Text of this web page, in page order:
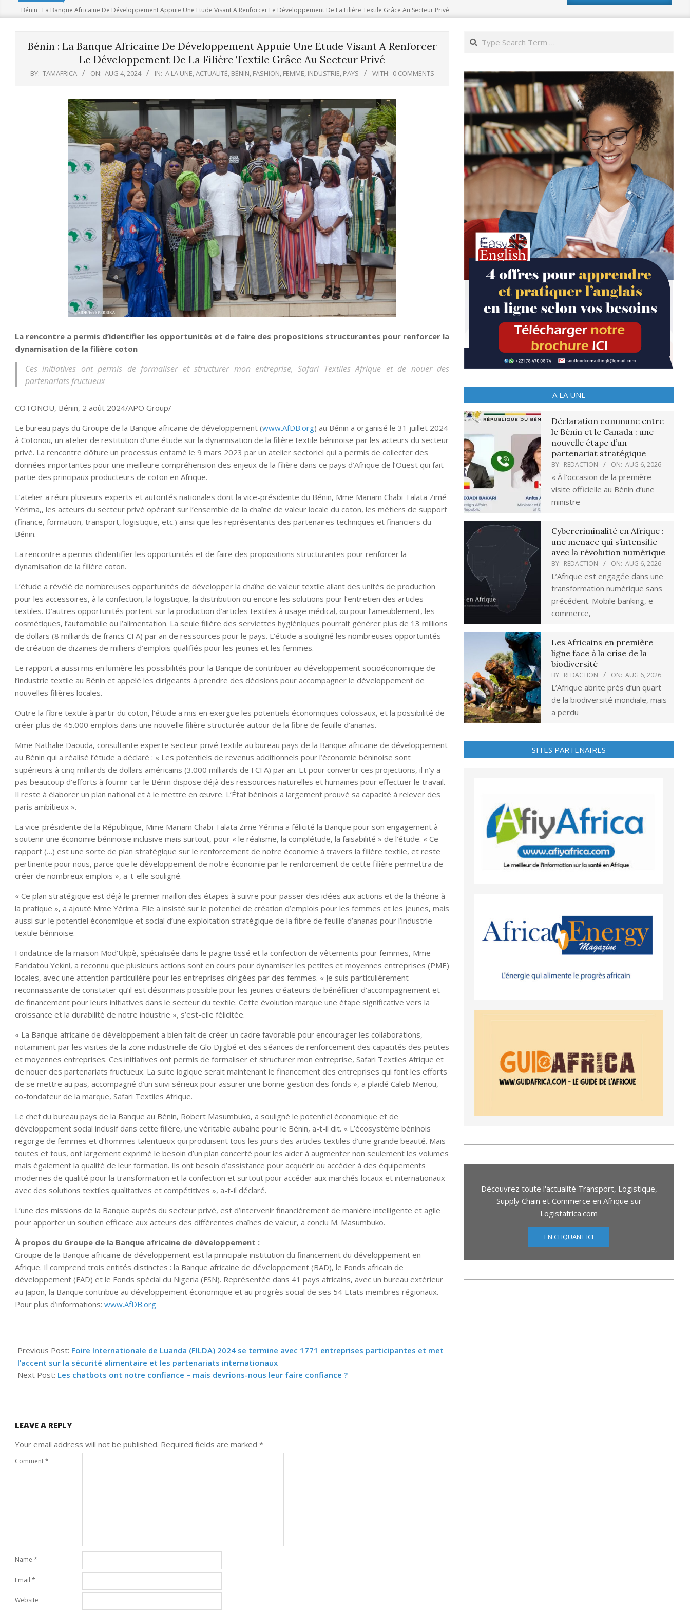
Bénin : La Banque Africaine De Développement Appuie Une Etude Visant A Renforcer Le Développement De La Filière Textile Grâce Au Secteur Privé
Bénin : La Banque Africaine De Développement Appuie Une Etude Visant A Renforcer
Le Développement De La Filière Textile Grâce Au Secteur Privé
BY: TAMAFRICA ON: AUG 4, 2024 IN: A LA UNE,ACTUALITÉ, BÉNIN, FASHION, FEMME, INDUSTRIE, PAYS WITH: 0 COMMENTS
La rencontre a permis d’identifier les opportunités et de faire des propositions structurantes pour renforcer la
dynamisation de la filière coton
Ces initiatives ont permis de formaliser et structurer mon entreprise, Safari Textiles Afrique et de nouer des
partenariats fructueux
COTONOU, Bénin, 2 août 2024/APO Group/ —
Le bureau pays du Groupe de la Banque africaine de développement (www.AfDB.org) au Bénin a organisé le 31 juillet 2024
à Cotonou, un atelier de restitution d’une étude sur la dynamisation de la filière textile béninoise par les acteurs du secteur
privé. La rencontre clôture un processus entamé le 9 mars 2023 par un atelier sectoriel qui a permis de collecter des
données importantes pour une meilleure compréhension des enjeux de la filière dans ce pays d’Afrique de l’Ouest qui fait
partie des principaux producteurs de coton en Afrique.
L’atelier a réuni plusieurs experts et autorités nationales dont la vice-présidente du Bénin, Mme Mariam Chabi Talata Zimé
Yérima,, les acteurs du secteur privé opérant sur l’ensemble de la chaîne de valeur locale du coton, les métiers de support
(finance, formation, transport, logistique, etc.) ainsi que les représentants des partenaires techniques et financiers du
Bénin.
La rencontre a permis d’identifier les opportunités et de faire des propositions structurantes pour renforcer la
dynamisation de la filière coton.
L’étude a révélé de nombreuses opportunités de développer la chaîne de valeur textile allant des unités de production
pour les accessoires, à la confection, la logistique, la distribution ou encore les solutions pour l’entretien des articles
textiles. D’autres opportunités portent sur la production d’articles textiles à usage médical, ou pour l’ameublement, les
cosmétiques, l’automobile ou l’alimentation. La seule filière des serviettes hygiéniques pourrait générer plus de 13 millions
de dollars (8 milliards de francs CFA) par an de ressources pour le pays. L’étude a souligné les nombreuses opportunités
de création de dizaines de milliers d’emplois qualifiés pour les jeunes et les femmes.
Le rapport a aussi mis en lumière les possibilités pour la Banque de contribuer au développement socioéconomique de
l’industrie textile au Bénin et appelé les dirigeants à prendre des décisions pour accompagner le développement de
nouvelles filières locales.
Outre la fibre textile à partir du coton, l’étude a mis en exergue les potentiels économiques colossaux, et la possibilité de
créer plus de 45.000 emplois dans une nouvelle filière structurée autour de la fibre de feuille d’ananas.
Mme Nathalie Daouda, consultante experte secteur privé textile au bureau pays de la Banque africaine de développement
au Bénin qui a réalisé l’étude a déclaré : « Les potentiels de revenus additionnels pour l’économie béninoise sont
supérieurs à cinq milliards de dollars américains (3.000 milliards de FCFA) par an. Et pour convertir ces projections, il n’y a
pas beaucoup d’efforts à fournir car le Bénin dispose déjà des ressources naturelles et humaines pour effectuer le travail.
Il reste à élaborer un plan national et à le mettre en œuvre. L’État béninois a largement prouvé sa capacité à relever des
paris ambitieux ».
La vice-présidente de la République, Mme Mariam Chabi Talata Zime Yérima a félicité la Banque pour son engagement à
soutenir une économie béninoise inclusive mais surtout, pour « le réalisme, la complétude, la faisabilité » de l’étude. « Ce
rapport (…) est une sorte de plan stratégique sur le renforcement de notre économie à travers la filière textile, et reste
pertinente pour nous, parce que le développement de notre économie par le renforcement de cette filière permettra de
créer de nombreux emplois », a-t-elle souligné.
« Ce plan stratégique est déjà le premier maillon des étapes à suivre pour passer des idées aux actions et de la théorie à
la pratique », a ajouté Mme Yérima. Elle a insisté sur le potentiel de création d’emplois pour les femmes et les jeunes, mais
aussi sur le potentiel économique et social d’une exploitation stratégique de la fibre de feuille d’ananas pour l’industrie
textile béninoise.
Fondatrice de la maison Mod’Ukpè, spécialisée dans le pagne tissé et la confection de vêtements pour femmes, Mme
Faridatou Yekini, a reconnu que plusieurs actions sont en cours pour dynamiser les petites et moyennes entreprises (PME)
locales, avec une attention particulière pour les entreprises dirigées par des femmes. « Je suis particulièrement
reconnaissante de constater qu’il est désormais possible pour les jeunes créateurs de bénéficier d’accompagnement et
de financement pour leurs initiatives dans le secteur du textile. Cette évolution marque une étape significative vers la
croissance et la durabilité de notre industrie », s’est-elle félicitée.
« La Banque africaine de développement a bien fait de créer un cadre favorable pour encourager les collaborations,
notamment par les visites de la zone industrielle de Glo Djigbé et des séances de renforcement des capacités des petites
et moyennes entreprises. Ces initiatives ont permis de formaliser et structurer mon entreprise, Safari Textiles Afrique et
de nouer des partenariats fructueux. La suite logique serait maintenant le financement des entreprises qui font les efforts
de se mettre au pas, accompagné d’un suivi sérieux pour assurer une bonne gestion des fonds », a plaidé Caleb Menou,
co-fondateur de la marque, Safari Textiles Afrique.
Le chef du bureau pays de la Banque au Bénin, Robert Masumbuko, a souligné le potentiel économique et de
développement social inclusif dans cette filière, une véritable aubaine pour le Bénin, a-t-il dit. « L’écosystème béninois
regorge de femmes et d’hommes talentueux qui produisent tous les jours des articles textiles d’une grande beauté. Mais
toutes et tous, ont largement exprimé le besoin d’un plan concerté pour les aider à augmenter non seulement les volumes
mais également la qualité de leur formation. Ils ont besoin d’assistance pour acquérir ou accéder à des équipements
modernes de qualité pour la transformation et la confection et surtout pour accéder aux marchés locaux et internationaux
avec des solutions textiles qualitatives et compétitives », a-t-il déclaré.
L’une des missions de la Banque auprès du secteur privé, est d’intervenir financièrement de manière intelligente et agile
pour apporter un soutien efficace aux acteurs des différentes chaînes de valeur, a conclu M. Masumbuko.
À propos du Groupe de la Banque africaine de développement :
Groupe de la Banque africaine de développement est la principale institution du financement du développement en
Afrique. Il comprend trois entités distinctes : la Banque africaine de développement (BAD), le Fonds africain de
développement (FAD) et le Fonds spécial du Nigeria (FSN). Représentée dans 41 pays africains, avec un bureau extérieur
au Japon, la Banque contribue au développement économique et au progrès social de ses 54 Etats membres régionaux.
Pour plus d’informations: www.AfDB.org
08-
04
Previous Post: Foire Internationale de Luanda (FILDA) 2024 se termine avec 1771 entreprises participantes et met
l’accent sur la sécurité alimentaire et les partenariats internationaux
Next Post: Les chatbots ont notre confiance – mais devrions-nous leur faire confiance ?
LEAVE A REPLY
Your email address will not be published. Required fields are marked *
Comment*
Name *
Email *
Website
Search
A LA UNE
Déclaration commune entre
le Bénin et le Canada : une
nouvelle étape d’un
partenariat stratégique
BY: REDACTION ON: AUG 6, 2026
« À l’occasion de la première
visite officielle au Bénin d’une
ministre
Cybercriminalité en Afrique :
une menace qui s’intensifie
avec la révolution numérique
BY: REDACTION ON: AUG 6, 2026
L’Afrique est engagée dans une
transformation numérique sans
précédent. Mobile banking, e-
commerce,
Les Africains en première
ligne face à la crise de la
biodiversité
BY: REDACTION ON: AUG 6, 2026
L’Afrique abrite près d’un quart
de la biodiversité mondiale, mais
a perdu
SITES PARTENAIRES
Découvrez toute l'actualité Transport, Logistique,
Supply Chain et Commerce en Afrique sur
Logistafrica.com
EN CLIQUANT ICI